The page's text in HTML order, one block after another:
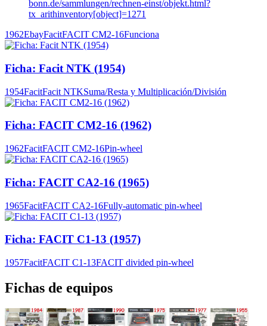
bonn.de/sammlungen/rechnen-einst/objekt.html?
tx_arithinventory[object]=1271
1962EbayFacitFACIT CM2-16Funciona
Ficha: Facit NTK (1954)
1954FacitFacit NTKSuma/Resta y Multiplicación/División
Ficha: FACIT CM2-16 (1962)
1962FacitFACIT CM2-16Pin-wheel
Ficha: FACIT CA2-16 (1965)
1965FacitFACIT CA2-16Fully-automatic pin-wheel
Ficha: FACIT C1-13 (1957)
1957FacitFACIT C1-13FACIT divided pin-wheel
Fichas de equipos